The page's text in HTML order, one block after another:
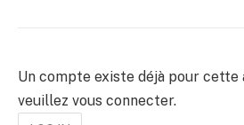
Un compte existe déjà pour cette
veuillez vous connecter.